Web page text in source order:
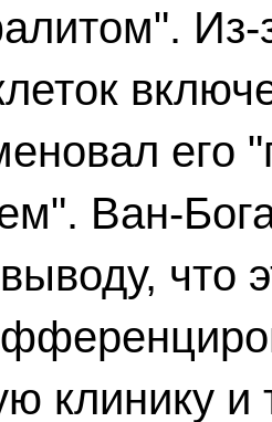
Из-
его
Ван-
что
клинику и